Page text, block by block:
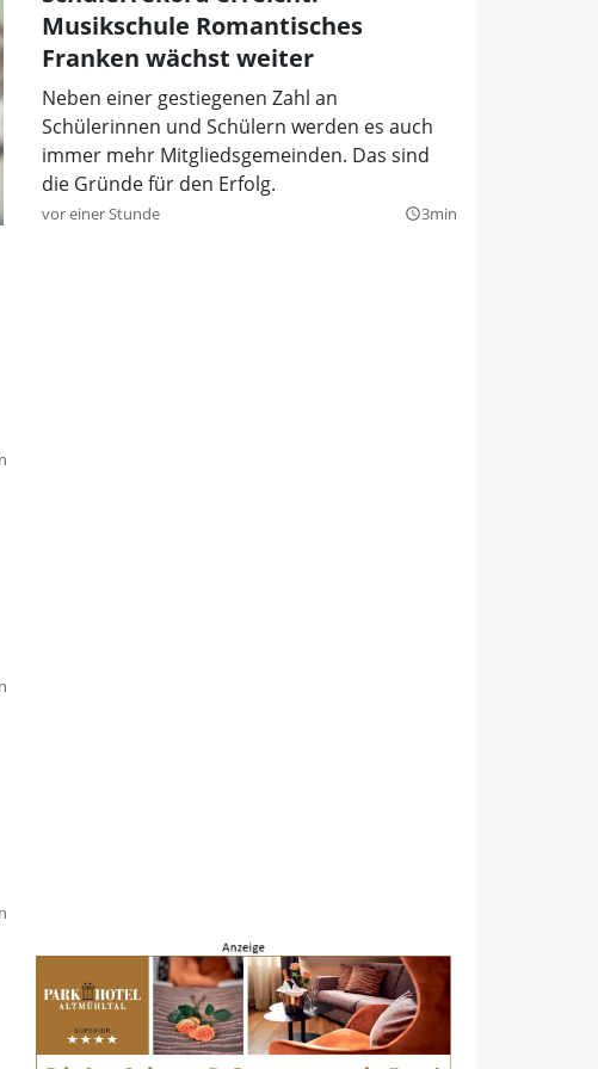
Musikschule Romantisches
Franken wächst weiter
Neben einer gestiegenen Zahl an
Schülerinnen und Schülern werden es auch
immer mehr Mitgliedsgemeinden. Das sind
die Gründe für den Erfolg.
vor einer Stunde query_builder3min